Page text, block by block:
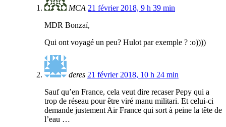
MCA 21 février 2018, 9 h 39 min
MDR Bonzaï,
Qui ont voyagé un peu? Hulot par exemple ? :o))))
deres 21 février 2018, 10 h 24 min
Sauf qu’en France, cela veut dire recaser Pepy qui a
trop de réseau pour être viré manu militari. Et celui-ci
demande justement Air France qui sort à peine la tête de
l’eau …